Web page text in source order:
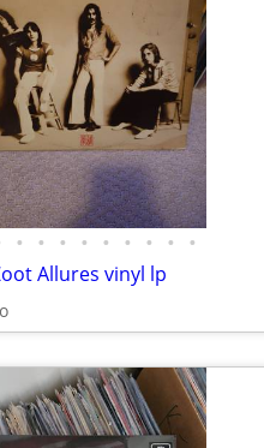
• • • • • • • • •
Allures vinyl lp